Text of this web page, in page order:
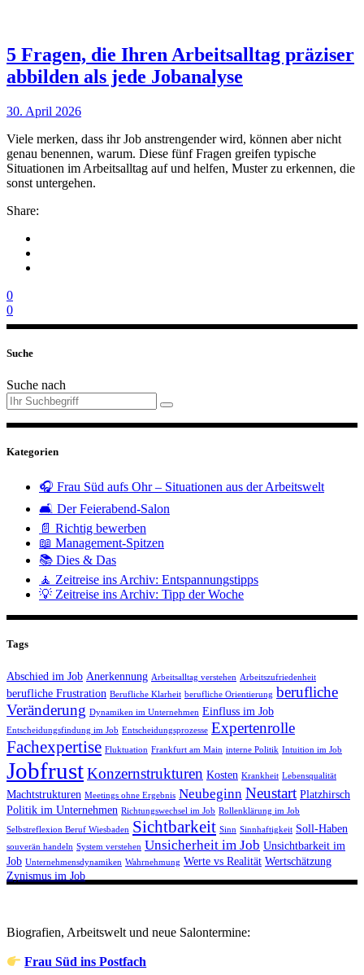
5 Fragen, die Ihren Arbeitsalltag präziser
abbilden als jede Jobanalyse
30. April 2026
Viele merken, dass ihr Job anstrengender wird, können aber nicht
genau benennen, warum. Diese fünf Fragen greifen typische
Situationen im Arbeitsalltag auf und helfen, Muster zu erkennen, die
sonst untergehen.
Share:
0
0
Suche
Suche nach
Kategorien
🎧 Frau Süd aufs Ohr – Situationen aus der Arbeitswelt
🛋️ Der Feierabend-Salon
📄 Richtig bewerben
📖 Management-Spitzen
📚 Dies & Das
🧘 Zeitreise ins Archiv: Entspannungstipps
💡 Zeitreise ins Archiv: Tipp der Woche
Tags
Abschied im Job Anerkennung Arbeitsalltag verstehen Arbeitszufriedenheit
berufliche Frustration Berufliche Klarheit berufliche Orientierung berufliche
Veränderung Dynamiken im Unternehmen Einfluss im Job
Entscheidungsfindung im Job Entscheidungsprozesse Expertenrolle
Fachexpertise Fluktuation Frankfurt am Main interne Politik Intuition im Job
JobfrustKonzernstrukturen Kosten Krankheit Lebensqualität
Machtstrukturen Meetings ohne Ergebnis Neubeginn Neustart Platzhirsch
Politik im Unternehmen Richtungswechsel im Job Rollenklärung im Job
Selbstreflexion Beruf Wiesbaden Sichtbarkeit Sinn Sinnhaftigkeit Soll-Haben
souverän handeln System verstehen Unsicherheit im Job Unsichtbarkeit im
Job Unternehmensdynamiken Wahrnehmung Werte vs Realität Wertschätzung
Zynismus im Job
Biografien, Arbeitswelt und neue Salontermine:
Frau Süd ins Postfach